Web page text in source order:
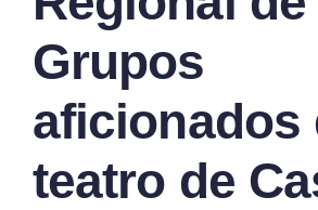
Grupos
aficionados
teatro de